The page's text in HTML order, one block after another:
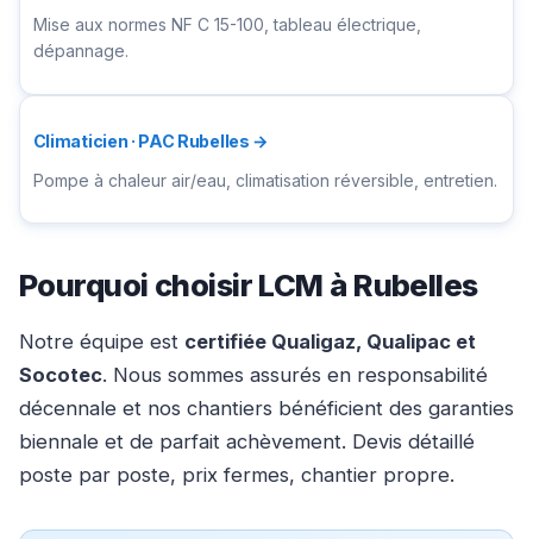
Mise aux normes NF C 15-100, tableau électrique,
dépannage.
Climaticien · PAC Rubelles →
Pompe à chaleur air/eau, climatisation réversible, entretien.
Pourquoi choisir LCM à Rubelles
Notre équipe est certifiée Qualigaz, Qualipac et
Socotec. Nous sommes assurés en responsabilité
décennale et nos chantiers bénéficient des garanties
biennale et de parfait achèvement. Devis détaillé
poste par poste, prix fermes, chantier propre.